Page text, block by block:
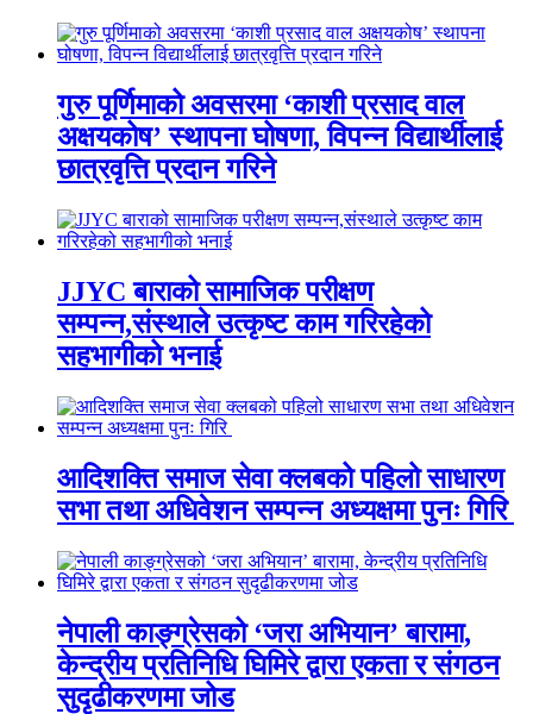
गुरु पूर्णिमाको अवसरमा ‘काशी प्रसाद वाल
अक्षयकोष’ स्थापना घोषणा, विपन्न विद्यार्थीलाई
छात्रवृत्ति प्रदान गरिने
JJYC बाराको सामाजिक परीक्षण
सम्पन्न,संस्थाले उत्कृष्ट काम गरिरहेको
सहभागीको भनाई
आदिशक्ति समाज सेवा क्लबको पहिलो साधारण
सभा तथा अधिवेशन सम्पन्न अध्यक्षमा पुनः गिरि
नेपाली काङ्ग्रेसको ‘जरा अभियान’ बारामा,
केन्द्रीय प्रतिनिधि घिमिरे द्वारा एकता र संगठन
सुदृढीकरणमा जोड